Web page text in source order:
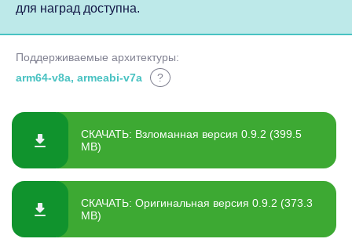
для наград доступна.
Поддерживаемые архитектуры:
arm64-v8a, armeabi-v7a
?
СКАЧАТЬ: Взломанная версия 0.9.2 (399.5
MB)
СКАЧАТЬ: Оригинальная версия 0.9.2 (373.3
MB)